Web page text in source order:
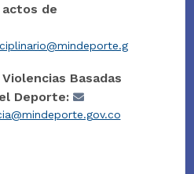
actos de
Basadas
Deporte: